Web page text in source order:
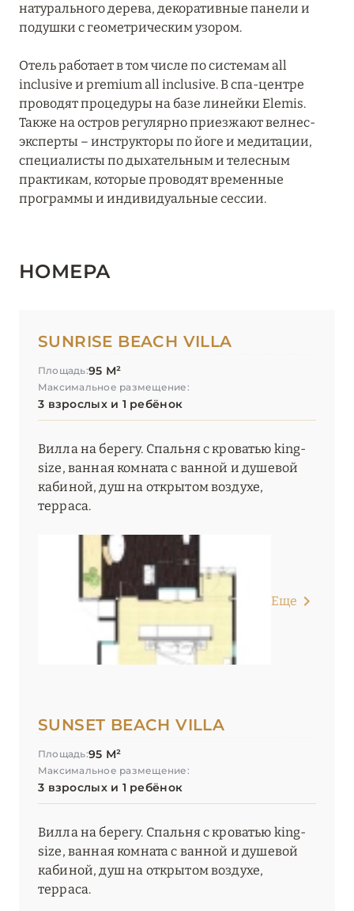
натурального дерева, декоративные панели и
подушки с геометрическим узором.
Отель работает в том числе по системам all
inclusive и premium all inclusive. В спа-центре
проводят процедуры на базе линейки Elemis.
Также на остров регулярно приезжают велнес-
эксперты – инструкторы по йоге и медитации,
специалисты по дыхательным и телесным
практикам, которые проводят временные
программы и индивидуальные сессии.
НОМЕРА
SUNRISE BEACH VILLA
Площадь:95 М²
Максимальное размещение:
3 взрослых и 1 ребёнок
Вилла на берегу. Спальня с кроватью king-
size, ванная комната с ванной и душевой
кабиной, душ на открытом воздухе,
терраса.
Еще
SUNSET BEACH VILLA
Площадь:95 М²
Максимальное размещение:
3 взрослых и 1 ребёнок
Вилла на берегу. Спальня с кроватью king-
size, ванная комната с ванной и душевой
кабиной, душ на открытом воздухе,
терраса.